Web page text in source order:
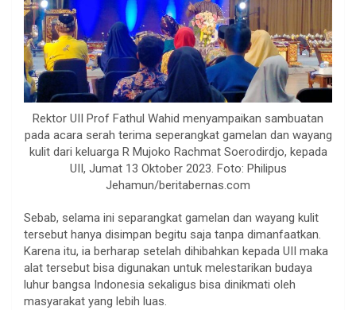
Rektor UII Prof Fathul Wahid menyampaikan sambuatan
pada acara serah terima seperangkat gamelan dan wayang
kulit dari keluarga R Mujoko Rachmat Soerodirdjo, kepada
UII, Jumat 13 Oktober 2023. Foto: Philipus
Jehamun/beritabernas.com
Sebab, selama ini separangkat gamelan dan wayang kulit
tersebut hanya disimpan begitu saja tanpa dimanfaatkan.
Karena itu, ia berharap setelah dihibahkan kepada UII maka
alat tersebut bisa digunakan untuk melestarikan budaya
luhur bangsa Indonesia sekaligus bisa dinikmati oleh
masyarakat yang lebih luas.